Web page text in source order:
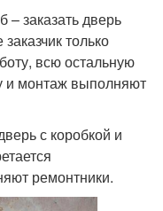
заказать дверь
только
всю остальную
и монтаж выполняют
с коробкой и
ремонтники.